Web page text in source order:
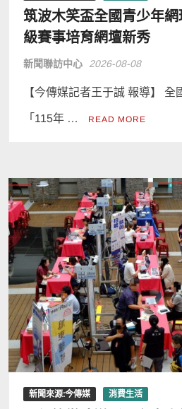
筑波木笑盃全國青少年
級賽事培育網壇新秀
新聞聯訪中心 2026-08-08
【今傳媒記者王于誠 報導】
「115年 … READ MORE
新聞來源:今傳媒 消費生活